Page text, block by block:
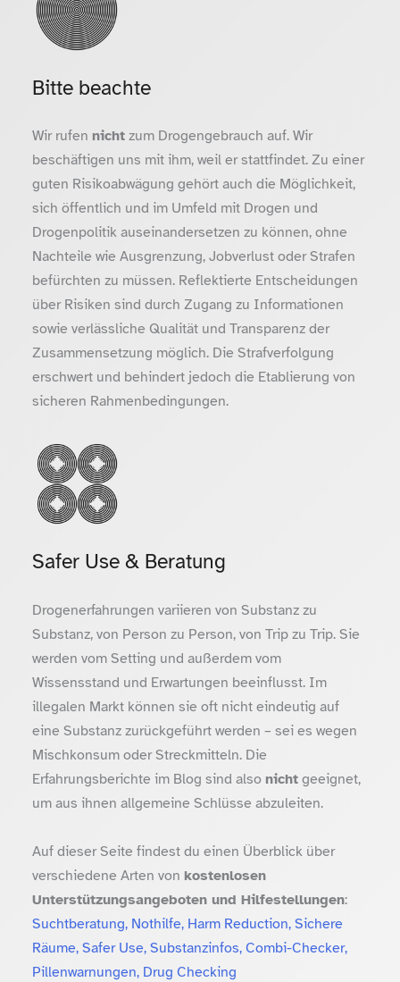
Bitte beachte
Wir rufen nichtzum Drogengebrauch auf. Wir
beschäftigen uns mit ihm, weil er stattfindet. Zu einer
guten Risikoabwägung gehört auch die Möglichkeit,
sich öffentlich und im Umfeld mit Drogen und
Drogenpolitik auseinandersetzen zu können, ohne
Nachteile wie Ausgrenzung, Jobverlust oder Strafen
befürchten zu müssen. Reflektierte Entscheidungen
über Risiken sind durch Zugang zu Informationen
sowie verlässliche Qualität und Transparenz der
Zusammensetzung möglich. Die Strafverfolgung
erschwert und behindert jedoch die Etablierung von
sicheren Rahmenbedingungen.
Safer Use & Beratung
Drogenerfahrungen variieren von Substanz zu
Substanz, von Person zu Person, von Trip zu Trip. Sie
werden vom Setting und außerdem vom
Wissensstand und Erwartungen beeinflusst. Im
illegalen Markt können sie oft nicht eindeutig auf
eine Substanz zurückgeführt werden – sei es wegen
Mischkonsum oder Streckmitteln. Die
Erfahrungsberichte im Blog sind also nichtgeeignet,
um aus ihnen allgemeine Schlüsse abzuleiten.
Auf dieser Seite findest du einen Überblick über
verschiedene Arten von kostenlosen
Unterstützungsangeboten und Hilfestellungen:
Suchtberatung, Nothilfe, Harm Reduction, Sichere
Räume, Safer Use, Substanzinfos, Combi-Checker,
Pillenwarnungen, Drug Checking